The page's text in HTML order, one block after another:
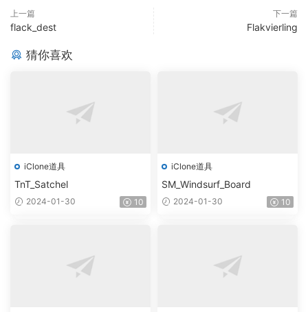
上一篇
flack_dest
下一篇
Flakvierling
猜你喜欢
iClone道具
TnT_Satchel
2024-01-30 10
iClone道具
SM_Windsurf_Board
2024-01-30 10